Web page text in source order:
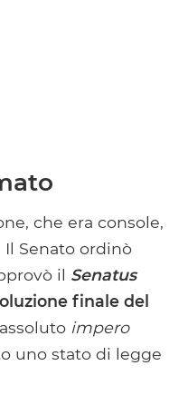
che era console,
Il Senato ordinò
il Senatus
finale del
impero
uno stato di legge